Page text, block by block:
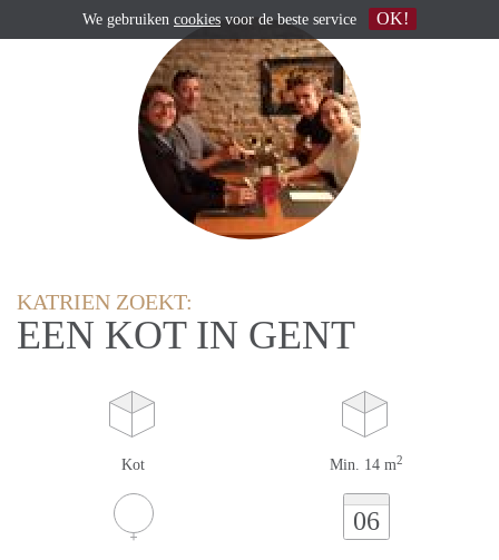
KATRIEN ZOEKT:
EEN KOT IN GENT
Kot Min. 14 m2
06
We gebruiken cookies voor de beste service OK!